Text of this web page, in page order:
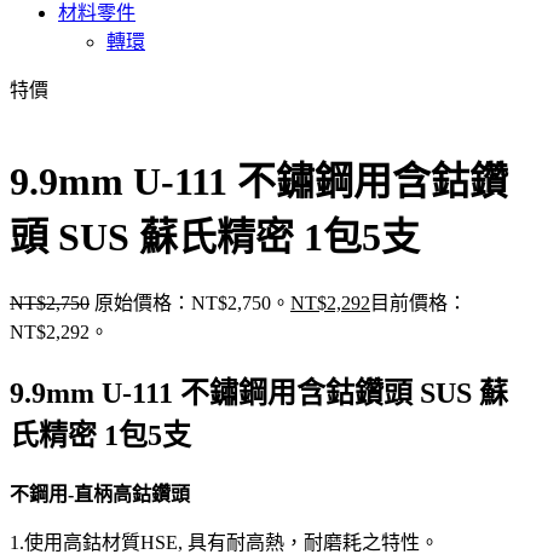
材料零件
轉環
特價
9.9mm U-111 不鏽鋼用含鈷鑽
頭 SUS 蘇氏精密 1包5支
NT$2,750 原始價格：NT$2,750。 NT$2,292 目前價格：
NT$2,292。
9.9mm U-111 不鏽鋼用含鈷鑽頭 SUS 蘇
氏精密 1包5支
不鋼用-直柄高鈷鑽頭
1.使用高鈷材質HSE, 具有耐高熱，耐磨耗之特性。